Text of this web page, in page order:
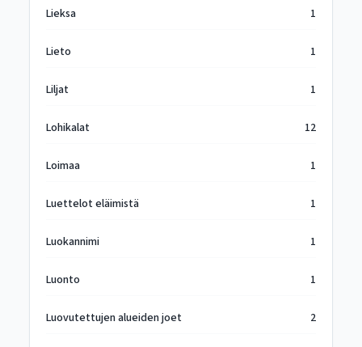
Lieksa 1
Lieto 1
Liljat 1
Lohikalat 12
Loimaa 1
Luettelot eläimistä 1
Luokannimi 1
Luonto 1
Luovutettujen alueiden joet 2